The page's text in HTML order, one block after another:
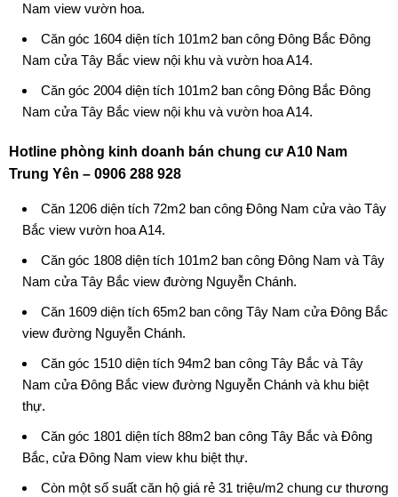
Nam view vườn hoa.
Căn góc 1604 diện tích 101m2 ban công Đông Bắc Đông
Nam cửa Tây Bắc view nội khu và vườn hoa A14.
Căn góc 2004 diện tích 101m2 ban công Đông Bắc Đông
Nam cửa Tây Bắc view nội khu và vườn hoa A14.
Hotline phòng kinh doanh bán chung cư A10 Nam
Trung Yên – 0906 288 928
Căn 1206 diện tích 72m2 ban công Đông Nam cửa vào Tây
Bắc view vườn hoa A14.
Căn góc 1808 diện tích 101m2 ban công Đông Nam và Tây
Nam cửa Tây Bắc view đường Nguyễn Chánh.
Căn 1609 diện tích 65m2 ban công Tây Nam cửa Đông Bắc
view đường Nguyễn Chánh.
Căn góc 1510 diện tích 94m2 ban công Tây Bắc và Tây
Nam cửa Đông Bắc view đường Nguyễn Chánh và khu biệt
thự.
Căn góc 1801 diện tích 88m2 ban công Tây Bắc và Đông
Bắc, cửa Đông Nam view khu biệt thự.
Còn một số suất căn hộ giá rẻ 31 triệu/m2 chung cư thương